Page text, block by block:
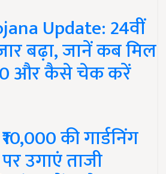
Update: 24वीं
बढ़ा, जानें कब मिल
और कैसे चेक करें
की गार्डनिंग
उगाएं ताजी